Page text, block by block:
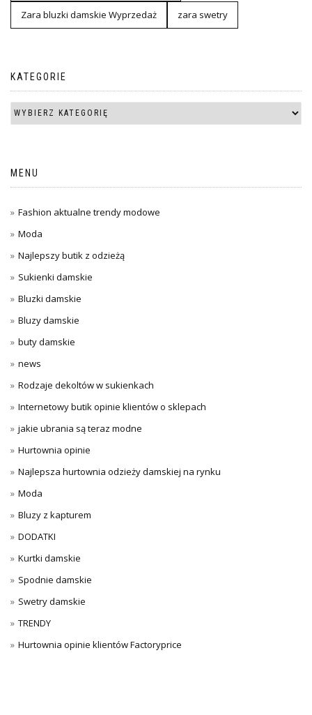
Zara bluzki damskie Wyprzedaż zara swetry
KATEGORIE
MENU
Fashion aktualne trendy modowe
Moda
Najlepszy butik z odzieżą
Sukienki damskie
Bluzki damskie
Bluzy damskie
buty damskie
news
Rodzaje dekoltów w sukienkach
Internetowy butik opinie klientów o sklepach
jakie ubrania są teraz modne
Hurtownia opinie
Najlepsza hurtownia odzieży damskiej na rynku
Moda
Bluzy z kapturem
DODATKI
Kurtki damskie
Spodnie damskie
Swetry damskie
TRENDY
Hurtownia opinie klientów Factoryprice